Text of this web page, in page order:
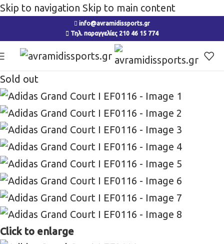
Skip to navigation Skip to main content
info@avramidissports.gr
Τηλ. παραγγελίες 210 46 15 774
Sold out
Click to enlarge